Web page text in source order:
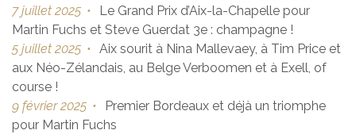
7 juillet 2025 •
Le Grand Prix d’Aix-la-Chapelle pour
Martin Fuchs et Steve Guerdat 3e : champagne !
5 juillet 2025 • Aix sourit à Nina Mallevaey, à Tim Price et
aux Néo-Zélandais, au Belge Verboomen et à Exell, of
course !
9 février 2025 •
Premier Bordeaux et déjà un triomphe
pour Martin Fuchs